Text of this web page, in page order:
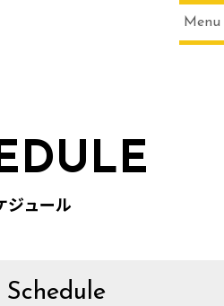
Menu
ジュール